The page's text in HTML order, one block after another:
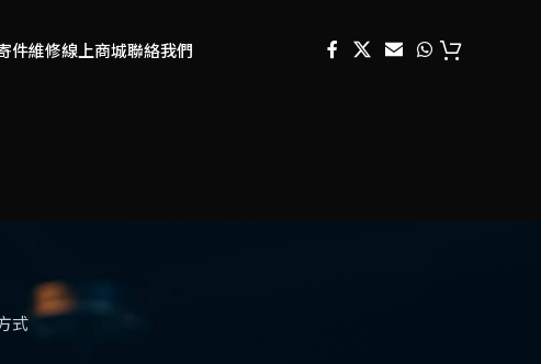
件維修線上商城聯絡我們
式